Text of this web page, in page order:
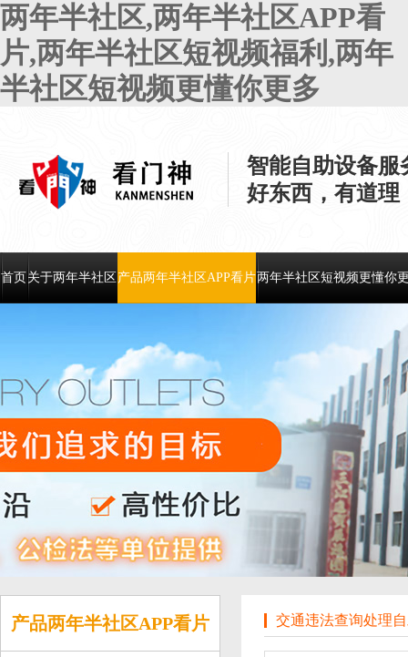
两年半社区,两年半社区APP看
片,两年半社区短视频福利,两年
半社区短视频更懂你更多
智能自助设备服
好东西，有道理
首页关于两年半社区 产品两年半社区APP看片两年半社区短视频更懂你
产品两年半社区APP看片 交通违法查询处理